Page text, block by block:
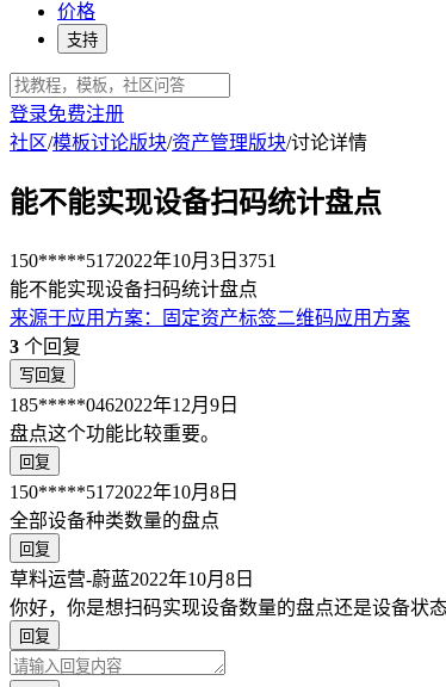
价格
支持
登录免费注册
社区/模板讨论版块/资产管理版块/讨论详情
能不能实现设备扫码统计盘点
150*****5172022年10月3日 3751
能不能实现设备扫码统计盘点
来源于应用方案：
固定资产标签二维码应用方案
3 个回复
写回复
185*****0462022年12月9日
盘点这个功能比较重要。
回复
150*****5172022年10月8日
全部设备种类数量的盘点
回复
草料运营-蔚蓝2022年10月8日
你好，你是想扫码实现设备数量的盘点还是设备状
回复